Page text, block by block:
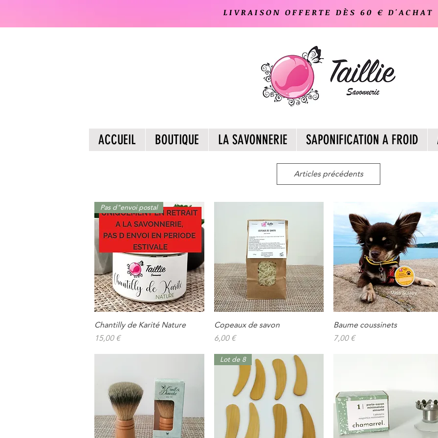
LIVRAISON OFFERTE DÈS 60 € D'ACHAT
ACCUEIL BOUTIQUE LA SAVONNERIE SAPONIFICATION A FROID
Articles précédents
Aperçu rapide
Pas d"envoi postal
Chantilly de Karité Nature
Prix
15,00 €
Aperçu rapide
Copeaux de savon
Prix
6,00 €
Aperçu rapide
Baume coussinets
Prix
7,00 €
Lot de 8